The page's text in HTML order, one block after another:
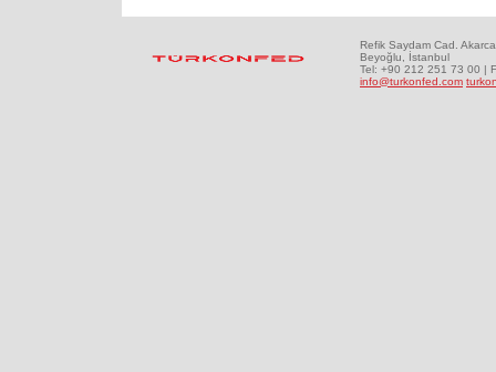
Refik Saydam Cad.
Beyoğlu, İstanbul
Tel: +90 212 251 73 00 |
info@turkonfed.com